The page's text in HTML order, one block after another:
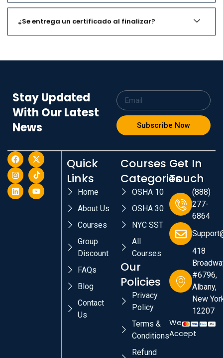
¿Se entrega un certificado al finalizar?
Stay Updated
With Our Latest
News
Subscribe Now
Quick
Links
Home
About Us
Courses
Group
Discount
FAQs
Blog
Contact
Us
Courses
Categories
OSHA 10
OSHA 30
NYC SST
All
Courses
Our
Policies
Privacy
Policy
Terms &
Conditions
Refund
Get In
Touch
(888)
277-
6864
418
#6796,
Albany,
New
12207
We
Accept